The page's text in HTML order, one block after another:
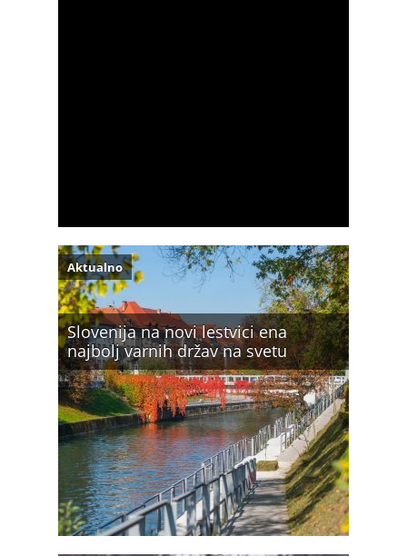
Slovenija na novi lestvici ena
najbolj varnih držav na svetu
Aktualno